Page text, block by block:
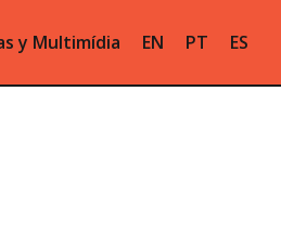
y Multimídia EN PT ES